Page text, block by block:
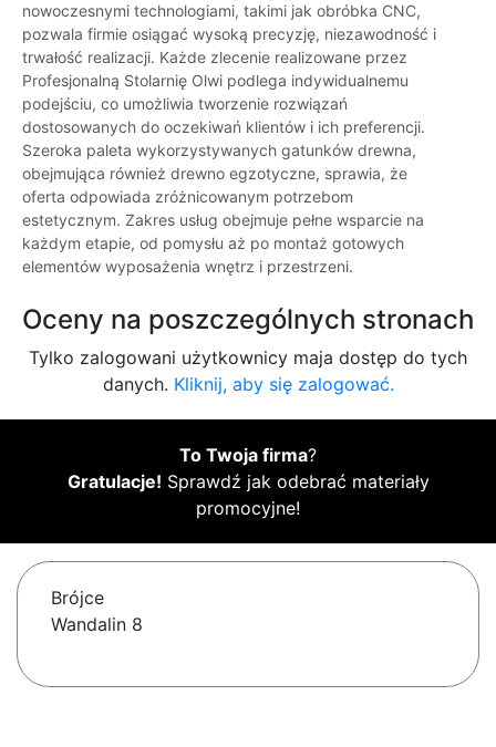
nowoczesnymi technologiami, takimi jak obróbka CNC,
pozwala firmie osiągać wysoką precyzję, niezawodność i
trwałość realizacji. Każde zlecenie realizowane przez
Profesjonalną Stolarnię Olwi podlega indywidualnemu
podejściu, co umożliwia tworzenie rozwiązań
dostosowanych do oczekiwań klientów i ich preferencji.
Szeroka paleta wykorzystywanych gatunków drewna,
obejmująca również drewno egzotyczne, sprawia, że
oferta odpowiada zróżnicowanym potrzebom
estetycznym. Zakres usług obejmuje pełne wsparcie na
każdym etapie, od pomysłu aż po montaż gotowych
elementów wyposażenia wnętrz i przestrzeni.
Oceny na poszczególnych stronach
Tylko zalogowani użytkownicy maja dostęp do tych
danych. Kliknij, aby się zalogować.
To Twoja firma?
Gratulacje! Sprawdź jak odebrać materiały
promocyjne!
Brójce
Wandalin 8